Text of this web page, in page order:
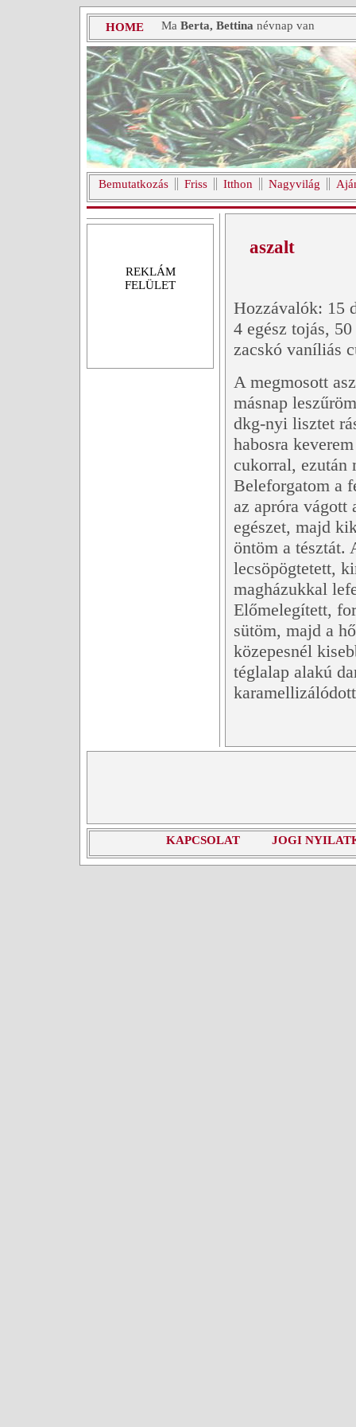
HOME Ma Berta, Bettina névnap van
Bemutatkozás Friss Itthon Nagyvilág
REKLÁM
FELÜLET
aszalt
Hozzávalók: 15
4 egész tojás,
zacskó vaníliás
A megmosott
másnap
dkg-nyi lisztet
habosra
cukorral, ezután
Beleforgatom a
az apróra vágott
egészet, majd
öntöm a tésztát.
lecsöpögtetett,
magházukkal
Előmelegített,
sütöm, majd a
közepesnél
téglalap alakú
KAPCSOLAT JOGI